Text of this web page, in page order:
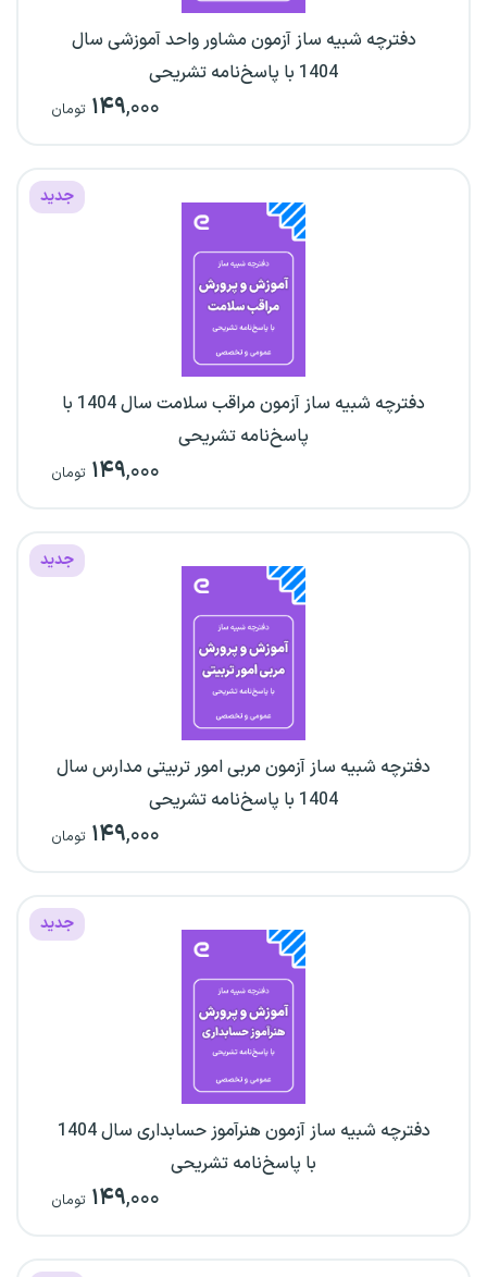
دفترچه شبیه ساز آزمون مشاور واحد آموزشی سال
1404 با پاسخ‌نامه تشریحی
۱۴۹,۰۰۰ تومان
جدید
دفترچه شبیه ساز آزمون مراقب سلامت سال 1404 با
پاسخ‌نامه تشریحی
۱۴۹,۰۰۰ تومان
جدید
دفترچه شبیه ساز آزمون مربی امور تربیتی مدارس سال
1404 با پاسخ‌نامه تشریحی
۱۴۹,۰۰۰ تومان
جدید
دفترچه شبیه ساز آزمون هنرآموز حسابداری سال 1404
با پاسخ‌نامه تشریحی
۱۴۹,۰۰۰ تومان